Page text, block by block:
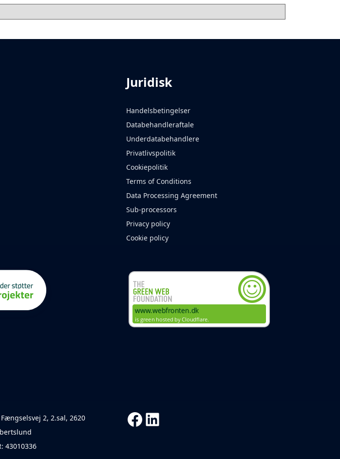
Juridisk
Handelsbetingelser
Databehandleraftale
Underdatabehandlere
Privatlivspolitik
Cookiepolitik
Terms of Conditions
Data Processing Agreement
Sub-processors
Privacy policy
Cookie policy
2, 2.sal, 2620
43010336
Facebook
LinkedIn